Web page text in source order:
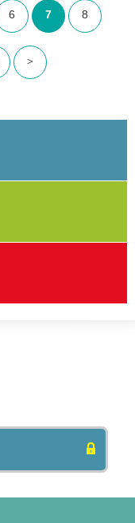
6 7 8
＞